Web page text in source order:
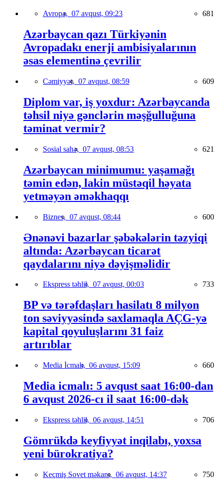
Avropa, 07 avqust, 09:23 681
Azərbaycan qazı Türkiyənin
Avropadakı enerji ambisiyalarının
əsas elementinə çevrilir
Cəmiyyət, 07 avqust, 08:59 609
Diplom var, iş yoxdur: Azərbaycanda
təhsil niyə gənclərin məşğulluğuna
təminat vermir?
Sosial sahə, 07 avqust, 08:53 621
Azərbaycan minimumu: yaşamağı
təmin edən, lakin müstəqil həyata
yetməyən əməkhaqqı
Biznes, 07 avqust, 08:44 600
Ənənəvi bazarlar şəbəkələrin təzyiqi
altında: Azərbaycan ticarət
qaydalarını niyə dəyişməlidir
Ekspress təhlil, 07 avqust, 00:03 733
BP və tərəfdaşları hasilatı 8 milyon
ton səviyyəsində saxlamaqla AÇG-yə
kapital qoyuluşlarını 31 faiz
artırıblar
Media İcmalı, 06 avqust, 15:09 660
Media icmalı: 5 avqust saat 16:00-dan
6 avqust 2026-cı il saat 16:00-dək
Ekspress təhlil, 06 avqust, 14:51 706
Gömrükdə keyfiyyət inqilabı, yoxsa
yeni bürokratiya?
Keçmiş Sovet məkanı, 06 avqust, 14:37 750